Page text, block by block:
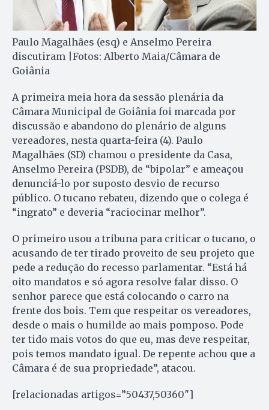
Paulo Magalhães (esq) e Anselmo Pereira
discutiram |Fotos: Alberto Maia/Câmara de
Goiânia
A primeira meia hora da sessão plenária da
Câmara Municipal de Goiânia foi marcada por
discussão e abandono do plenário de alguns
vereadores, nesta quarta-feira (4). Paulo
Magalhães (SD) chamou o presidente da Casa,
Anselmo Pereira (PSDB), de “bipolar” e ameaçou
denunciá-lo por suposto desvio de recurso
público. O tucano rebateu, dizendo que o colega é
“ingrato” e deveria “raciocinar melhor”.
O primeiro usou a tribuna para criticar o tucano, o
acusando de ter tirado proveito de seu projeto que
pede a redução do recesso parlamentar. “Está há
oito mandatos e só agora resolve falar disso. O
senhor parece que está colocando o carro na
frente dos bois. Tem que respeitar os vereadores,
desde o mais o humilde ao mais pomposo. Pode
ter tido mais votos do que eu, mas deve respeitar,
pois temos mandato igual. De repente achou que a
Câmara é de sua propriedade”, atacou.
[relacionadas artigos=”50437,50360″]